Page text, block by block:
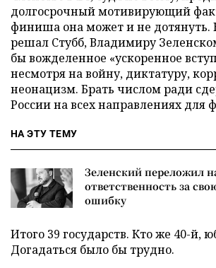
долгосрочный мотивирующий
финиша она может и не дотянуть.
решал Стубб, Владимиру
бы вожделенное «ускоренное
несмотря на войну, диктатуру,
неонацизм. Брать числом ради
России на всех направлениях для
НА ЭТУ ТЕМУ
Зеленский переложил
ответственность за
ошибку
Итого 39 государств. Кто же 40-й,
Догадаться было бы трудно.